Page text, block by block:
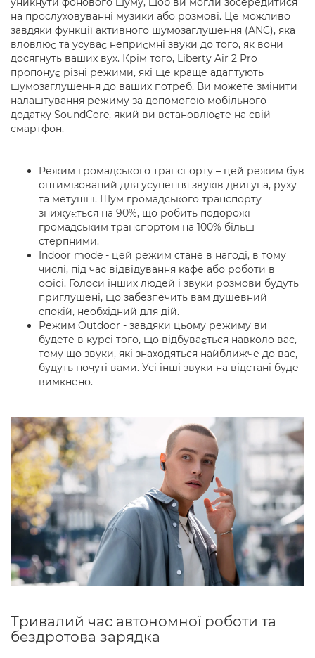
на прослуховуванні музики або розмові. Це можливо
завдяки функції активного шумозаглушення (ANC), яка
вловлює та усуває неприємні звуки до того, як вони
досягнуть ваших вух. Крім того, Liberty Air 2 Pro
пропонує різні режими, які ще краще адаптують
шумозаглушення до ваших потреб. Ви можете змінити
налаштування режиму за допомогою мобільного
додатку SoundCore, який ви встановлюєте на свій
смартфон.
Режим громадського транспорту – цей режим був
оптимізований для усунення звуків двигуна, руху
та метушні. Шум громадського транспорту
знижується на 90%, що робить подорожі
громадським транспортом на 100% більш
стерпними.
Indoor mode - цей режим стане в нагоді, в тому
числі, під час відвідування кафе або роботи в
офісі. Голоси інших людей і звуки розмови будуть
приглушені, що забезпечить вам душевний
спокій, необхідний для дій.
Режим Outdoor - завдяки цьому режиму ви
будете в курсі того, що відбувається навколо вас,
тому що звуки, які знаходяться найближче до вас,
будуть почуті вами. Усі інші звуки на відстані буде
вимкнено.
Тривалий час автономної роботи та
бездротова зарядка